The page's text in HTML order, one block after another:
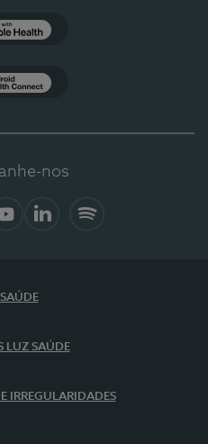
nos
LUZ SAÚDE
IRREGULARIDADES